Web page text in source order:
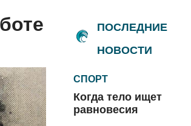
ПОСЛЕДНИЕ
НОВОСТИ
СПОРТ
Когда тело ищет
равновесия